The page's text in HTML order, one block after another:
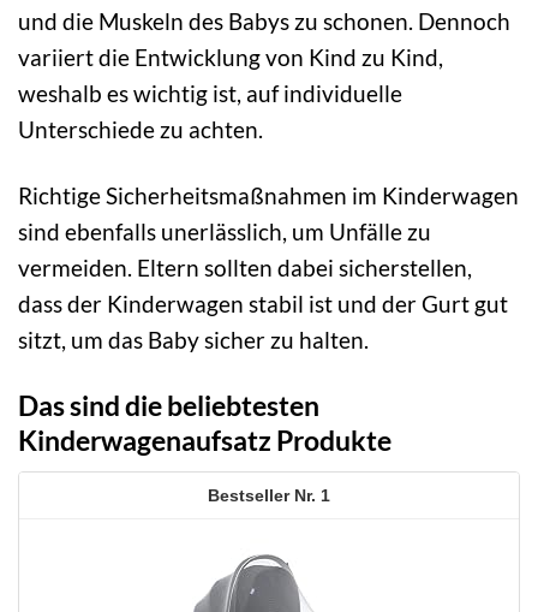
und die Muskeln des Babys zu schonen. Dennoch
variiert die Entwicklung von Kind zu Kind,
weshalb es wichtig ist, auf individuelle
Unterschiede zu achten.
Richtige Sicherheitsmaßnahmen im Kinderwagen
sind ebenfalls unerlässlich, um Unfälle zu
vermeiden. Eltern sollten dabei sicherstellen,
dass der Kinderwagen stabil ist und der Gurt gut
sitzt, um das Baby sicher zu halten.
Das sind die beliebtesten
Kinderwagenaufsatz Produkte
1